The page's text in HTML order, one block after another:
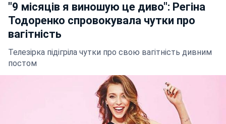
"9 місяців я виношую це диво": Регіна
Тодоренко спровокувала чутки про
вагітність
Телезірка підігріла чутки про свою вагітність дивним
постом